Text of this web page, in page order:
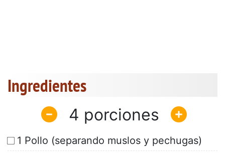
Ingredientes
4
1 Pollo (separando muslos y pechugas)